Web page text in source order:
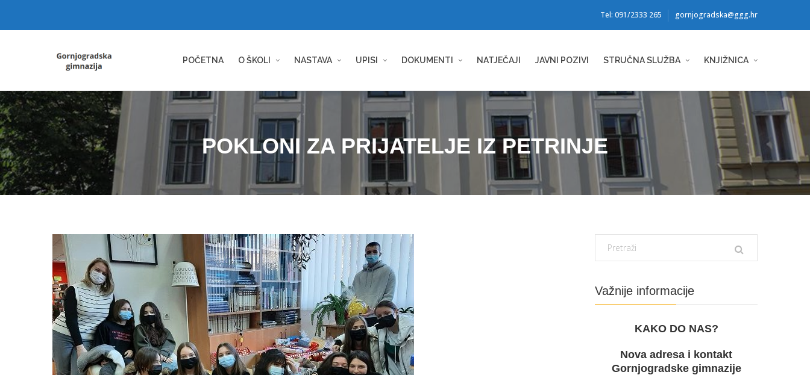
Tel: 091/2333 265 gornjogradska@ggg.hr
POČETNA O ŠKOLI NASTAVA UPISI DOKUMENTI NATJEČAJI JAVNI POZIVI STRUČNA SLUŽBA KNJIŽNICA
POKLONI ZA PRIJATELJE IZ PETRINJE
Važnije informacije
KAKO DO NAS?
Nova adresa i kontakt
Gornjogradske gimnazije